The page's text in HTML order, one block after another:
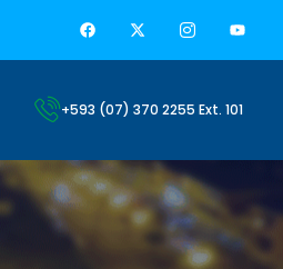
+593 (07) 370 2255 Ext. 101